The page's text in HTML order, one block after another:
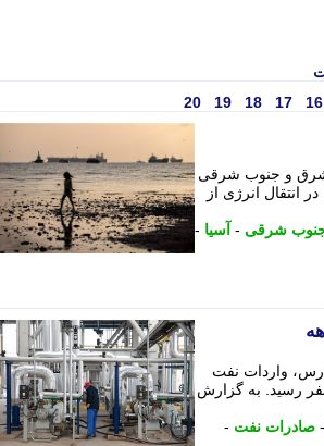
16
17
18
19
20
شرق و جنوب شرقی
انتقال انرژی از
شرقی - آسیا -
واردات نفت
در ماه جولای برای نخستین بار از سال 1985 به صفر رسید. به گزارش
- صادرات نفت -